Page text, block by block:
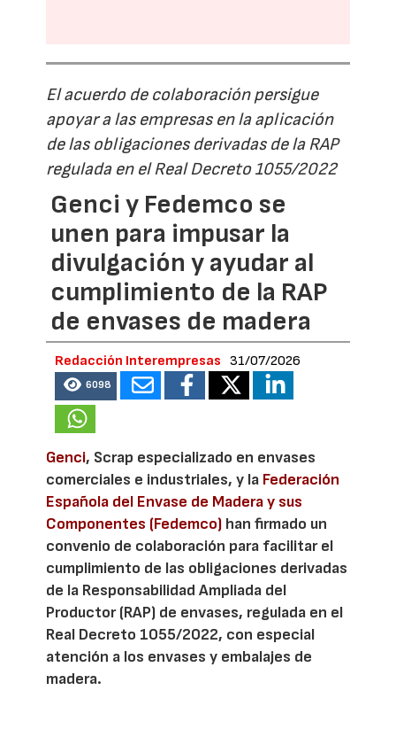
El acuerdo de colaboración persigue
apoyar a las empresas en la aplicación
de las obligaciones derivadas de la RAP
regulada en el Real Decreto 1055/2022
Genci y Fedemco se
unen para impusar la
divulgación y ayudar al
cumplimiento de la RAP
de envases de madera
Redacción Interempresas 31/07/2026
6098
Genci, Scrap especializado en envases
comerciales e industriales, y la Federación
Española del Envase de Madera y sus
Componentes (Fedemco) han firmado un
convenio de colaboración para facilitar el
cumplimiento de las obligaciones derivadas
de la Responsabilidad Ampliada del
Productor (RAP) de envases, regulada en el
Real Decreto 1055/2022, con especial
atención a los envases y embalajes de
madera.